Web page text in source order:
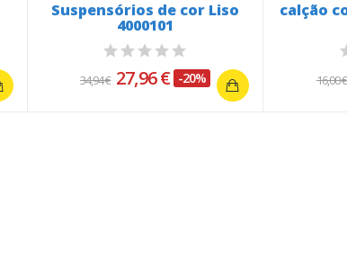
Suspensórios de cor Liso
4000101
34,94 € 27,96 € -20%
calção
16,00 €